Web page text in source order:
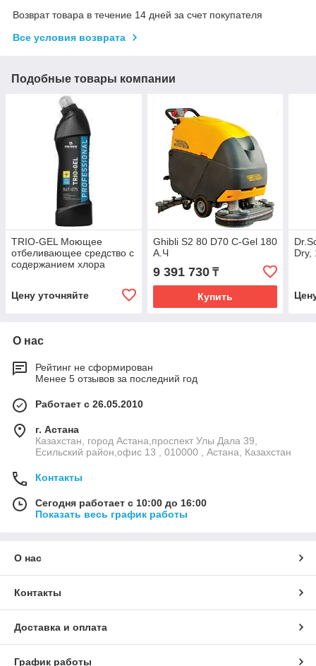
Возврат товара в течение 14 дней за счет покупателя
Все условия возврата
Подобные товары компании
TRIO-GEL Моющее
отбеливающее средство с
содержанием хлора
Цену уточняйте
Ghibli S2 80 D70 C-Gel 180
А.Ч
9 391 730₸
Купить
Dry,
О нас
Рейтинг не сформирован
Менее 5 отзывов за последний год
Работает с 26.05.2010
г. Астана
Казахстан, город Астана,проспект Улы Дала 39,
Есильский район,офис 13 , 010000 , Астана, Казахстан
Контакты
Сегодня работает с 10:00 до 16:00
Показать весь график работы
О нас
Контакты
Доставка и оплата
График работы